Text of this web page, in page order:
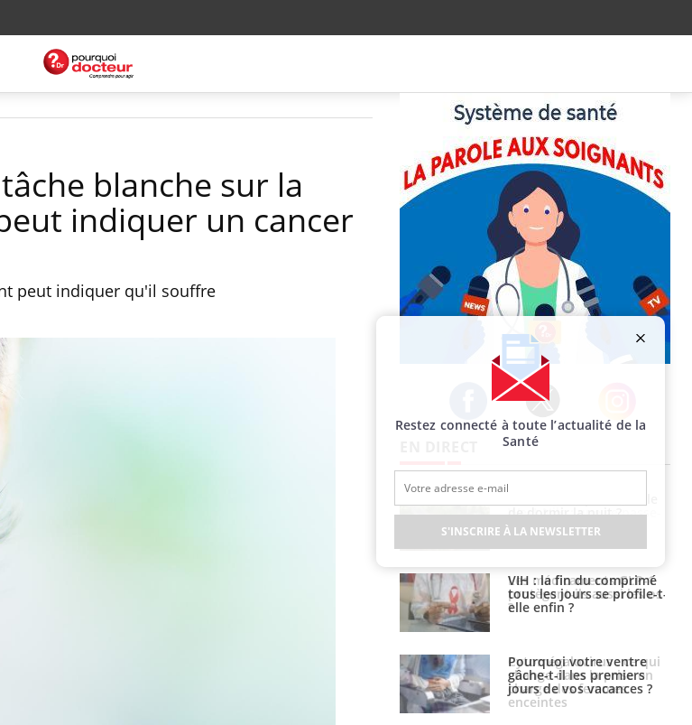
blanche sur la
indiquer un cancer
peut indiquer qu'il souffre
Facebook Twitter Instagram
de dormir la nuit ?
VIH : la fin du comprimé
tous les jours se profile-t-
elle enfin ?
Pourquoi votre ventre
gâche-t-il les premiers
jours de vos vacances ?
Restez connecté à toute l’actualité de la
Santé
S'INSCRIRE À LA NEWSLETTER